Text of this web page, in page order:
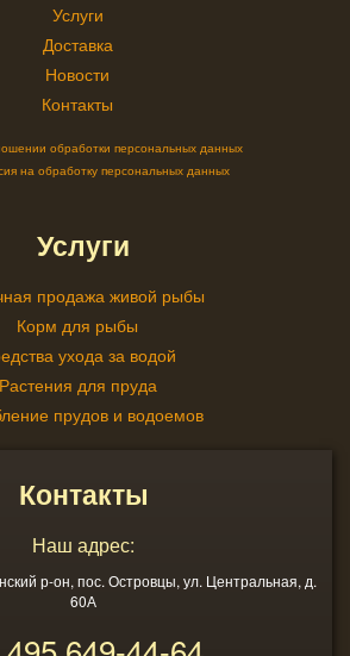
Услуги
Доставка
Новости
Контакты
обработки персональных данных
на обработку персональных данных
Услуги
продажа живой рыбы
Корм для рыбы
ухода за водой
Растения для пруда
прудов и водоемов
Контакты
Наш адрес:
р-он, пос. Островцы, ул. Центральная, д.
60А